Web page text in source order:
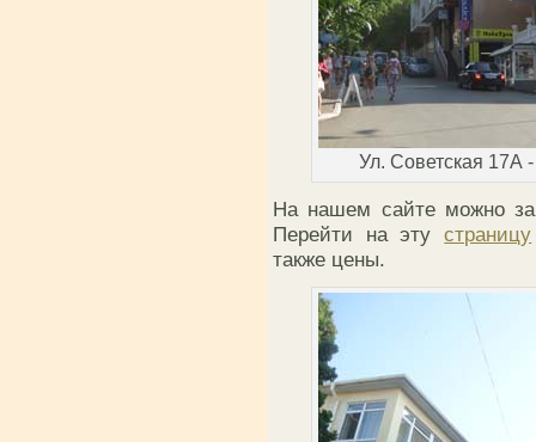
Ул. Советская 17А
На нашем сайте можно
Перейти на этустраницу
также цены.